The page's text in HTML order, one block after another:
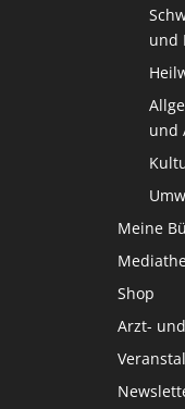
und
und
Meine
Shop
Arzt-